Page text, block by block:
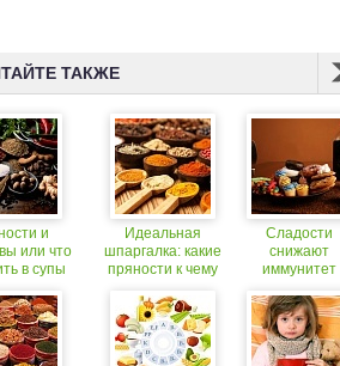
ТАКЖЕ
и
или что
в супы
Идеальная
шпаргалка: какие
пряности к чему
Сладости
снижают
иммунитет